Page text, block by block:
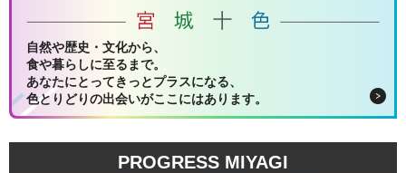
自然や歴史・文化から、
食や暮らしに至るまで。
あなたにとってきっとプラスになる、
色とりどりの出会いがここにはあります。
PROGRESS MIYAGI